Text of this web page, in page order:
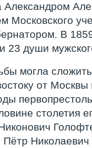
Александром
Московского
В
23 души
могла
от
столетия
Пётр